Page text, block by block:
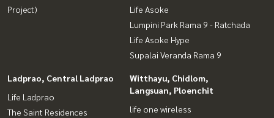
Project)
Life Asoke
Lumpini Park Rama 9 - Ratchada
Life Asoke Hype
Supalai Veranda Rama 9
Ladprao, Central Ladprao
Life Ladprao
The Saint Residences
Witthayu, Chidlom,
Langsuan, Ploenchit
life one wireless